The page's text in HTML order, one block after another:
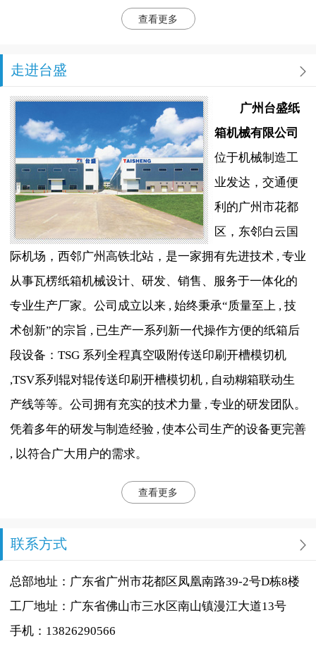
查看更多
走进台盛
广州台盛纸
箱机械有限公司
位于机械制造工
业发达，交通便
利的广州市花都
区，东邻白云国
际机场，西邻广州高铁北站，是一家拥有先进技术 , 专业
从事瓦楞纸箱机械设计、研发、销售、服务于一体化的
专业生产厂家。公司成立以来 , 始终秉承“质量至上 , 技
术创新”的宗旨 , 已生产一系列新一代操作方便的纸箱后
段设备：TSG 系列全程真空吸附传送印刷开槽模切机
,TSV系列辊对辊传送印刷开槽模切机 , 自动糊箱联动生
产线等等。公司拥有充实的技术力量 , 专业的研发团队。
凭着多年的研发与制造经验 , 使本公司生产的设备更完善
, 以符合广大用户的需求。
查看更多
联系方式
总部地址：广东省广州市花都区凤凰南路39-2号D栋8楼
工厂地址：广东省佛山市三水区南山镇漫江大道13号
手机：13826290566